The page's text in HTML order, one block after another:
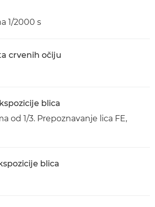
1/2000 s
crvenih očiju
blica
od 1/3. Prepoznavanje lica FE,
blica